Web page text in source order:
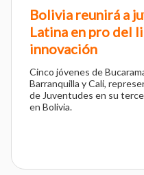
Bolivia reunirá a
Latina en pro del
innovación
Cinco jóvenes de
Barranquilla y Cali,
de Juventudes en su
en Bolivia.